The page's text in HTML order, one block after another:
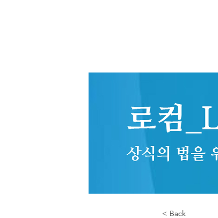
< Back